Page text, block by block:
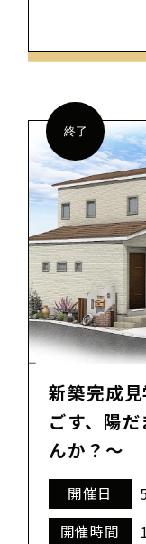
終了
新築完成
ごす、陽
んか？～
開催日
開催時間